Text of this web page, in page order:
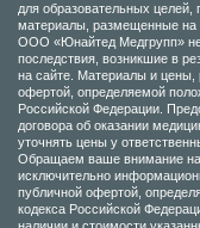
для образовательных целей,
материалы, размещенные на
ООО «Юнайтед Медгрупп» не
последствия, возникшие в
на сайте. Материалы и
офертой, определяемой
Российской Федерации.
договора об оказании
уточнять цены у
Обращаем ваше внимание на
исключительно
публичной офертой,
кодекса Российской